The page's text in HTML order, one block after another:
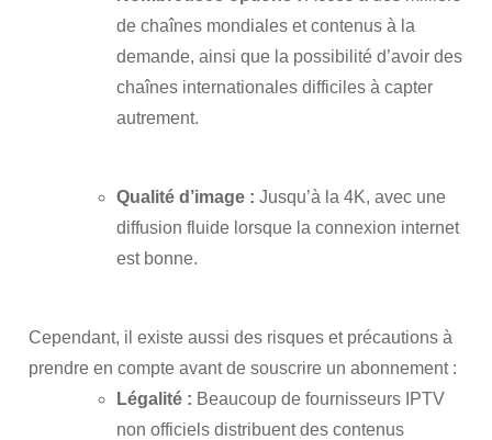
de chaînes mondiales et contenus à la
demande, ainsi que la possibilité d’avoir des
chaînes internationales difficiles à capter
autrement.
Qualité d’image : Jusqu’à la 4K, avec une
diffusion fluide lorsque la connexion internet
est bonne.
Cependant, il existe aussi des risques et précautions à
prendre en compte avant de souscrire un abonnement :
Légalité : Beaucoup de fournisseurs IPTV
non officiels distribuent des contenus